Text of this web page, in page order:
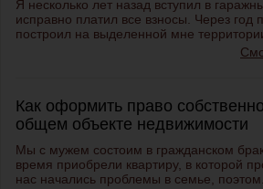
Я несколько лет назад вступил в
исправно платил все взносы. Через год
построил на выделенной мне
Как оформить право
общем объекте недвижимости
Мы с мужем состоим в гражданском
время приобрели квартиру, в которой
нас начались проблемы в семье,